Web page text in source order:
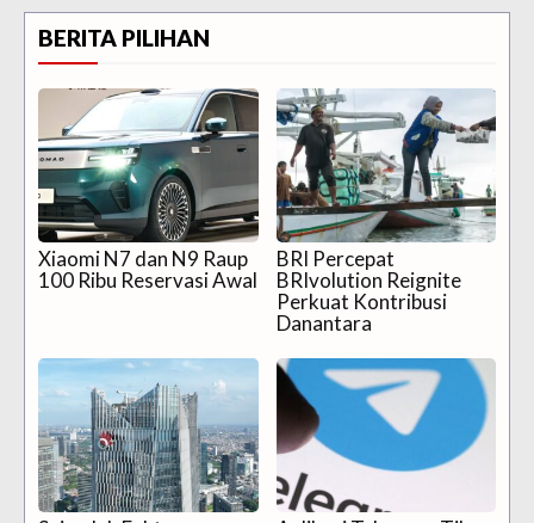
BERITA PILIHAN
Xiaomi N7 dan N9 Raup
100 Ribu Reservasi Awal
BRI Percepat
BRIvolution Reignite
Perkuat Kontribusi
Danantara